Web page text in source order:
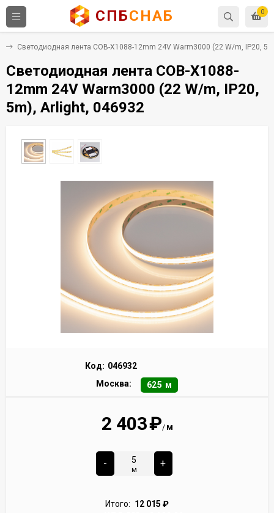
0
СПБСНАБ
Светодиодная лента COB-X1088-12mm 24V Warm3000 (22 W/m, IP20,
Светодиодная лента COB-X1088-
12mm 24V Warm3000 (22 W/m, IP20,
5m), Arlight, 046932
Код: 046932
Москва:
625 м
2 403₽/ м
-
м
+
Итого: 12 015 ₽